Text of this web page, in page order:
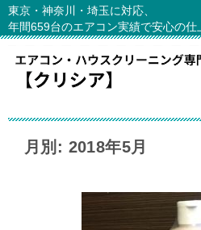
東京・神奈川・埼玉に対応、
年間659台のエアコン実績で安心の仕
月別: 2018年5月